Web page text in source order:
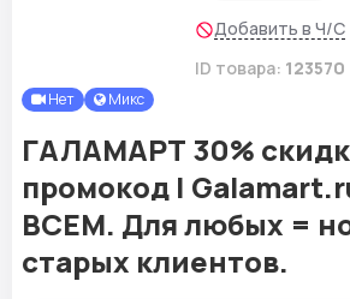
Добавить в Ч/С
ID товара: 123570
Нет Микс
ГАЛАМАРТ 30%
промокод |
ВСЕМ. Для любых =
старых клиентов.